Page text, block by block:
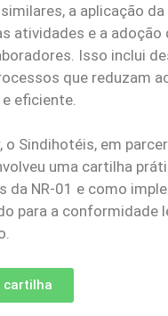
a aplicação da
atividades e a adoção
Isso inclui
que reduzam
eficiente.
Sindihotéis, em
uma cartilha
da NR-01 e como
para a conformidade
cartilha